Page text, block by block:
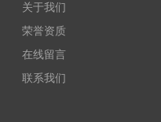
关于我们
荣誉资质
在线留言
联系我们